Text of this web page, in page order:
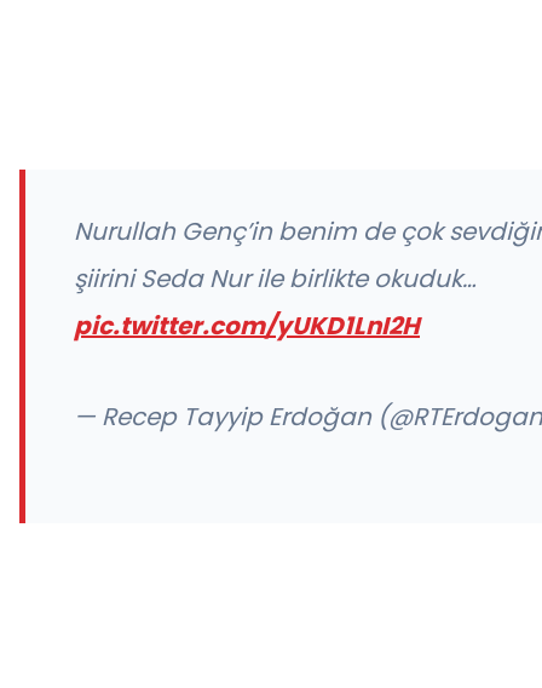
Nurullah Genç’in benim de çok
şiirini Seda Nur ile birlikte okuduk…
pic.twitter.com/yUKD1LnI2H
— Recep Tayyip Erdoğan